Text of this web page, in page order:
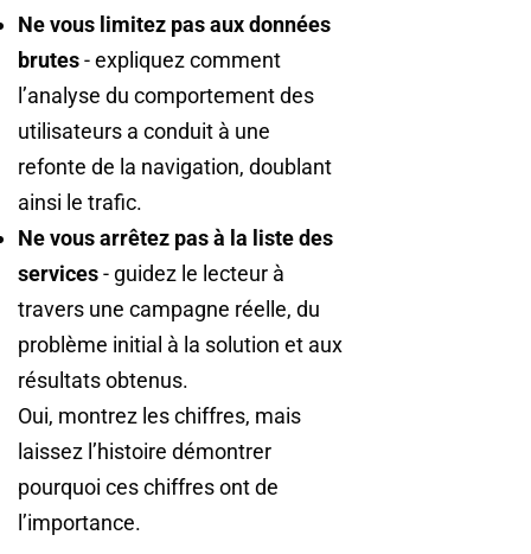
Ne vous limitez pas aux données
brutes- expliquez comment
l’analyse du comportement des
utilisateurs a conduit à une
refonte de la navigation, doublant
ainsi le trafic.
Ne vous arrêtez pas à la liste des
services- guidez le lecteur à
travers une campagne réelle, du
problème initial à la solution et aux
résultats obtenus.
Oui, montrez les chiffres, mais
laissez l’histoire démontrer
pourquoi ces chiffres ont de
l’importance.